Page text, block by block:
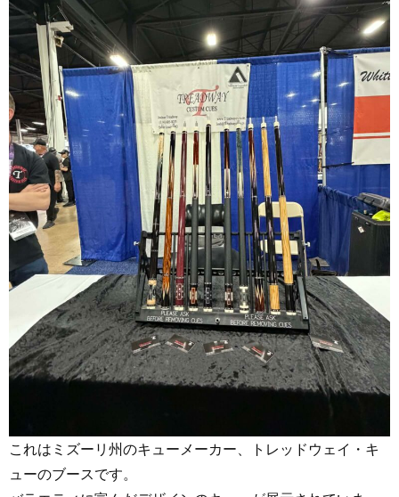
これはミズーリ州のキューメーカー、トレッドウェイ・キ
ューのブースです。